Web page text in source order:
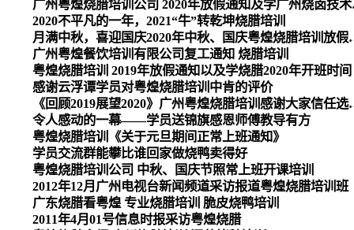
广州粤煌
2020不平凡的一年，2021“牛”转乾坤烧腊培训
月满中秋，喜迎
广州粤煌餐饮培训有限公司复工通知 烧腊培训
粤煌烧腊培训 2019年放假通知以及学烧腊2020年开班时间
感谢云浮谭学员对粤煌烧腊培训中肯的评价
《回顾2019展望
令人感动的一幕——学员送锦旗感恩师傅教导有方
粤煌烧腊培训《关于元旦期间正常上班通知》
学员交流群能攀比谁回家做烧鸭卖得好
粤煌烧腊培训公司 中秋、国庆节照常上班开课培训
2012年12月广州电视台新闻频道采访报道粤煌烧腊培训班
广东烧腊看粤煌 专业烧腊培训 脆皮烧鸭培训
2011年4月01号信息时报采访粤煌烧腊